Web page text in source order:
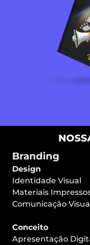
Branding
Design
Identidade Visual
Materiais
Comunicação
Conceito
Apresentação